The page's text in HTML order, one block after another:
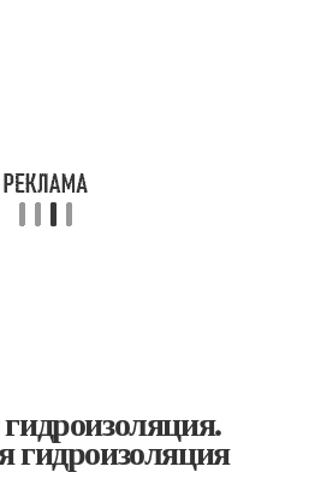
гидроизоляция